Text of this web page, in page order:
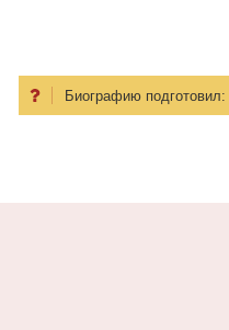
Биографию подготовил: